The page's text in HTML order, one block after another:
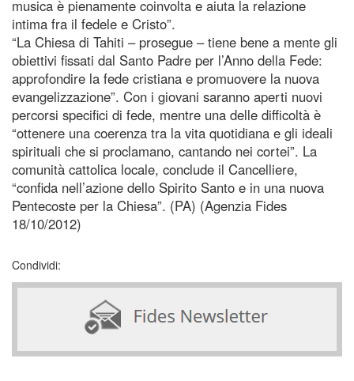
musica è pienamente coinvolta e aiuta la relazione
intima fra il fedele e Cristo”.
“La Chiesa di Tahiti – prosegue – tiene bene a mente gli
obiettivi fissati dal Santo Padre per l’Anno della Fede:
approfondire la fede cristiana e promuovere la nuova
evangelizzazione”. Con i giovani saranno aperti nuovi
percorsi specifici di fede, mentre una delle difficoltà è
“ottenere una coerenza tra la vita quotidiana e gli ideali
spirituali che si proclamano, cantando nei cortei”. La
comunità cattolica locale, conclude il Cancelliere,
“confida nell’azione dello Spirito Santo e in una nuova
Pentecoste per la Chiesa”. (PA) (Agenzia Fides
18/10/2012)
Condividi: